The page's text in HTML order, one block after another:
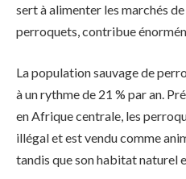
sert à alimenter les marchés
perroquets, contribue
La population sauvage de
à un rythme de 21 % par an.
en Afrique centrale, les
illégal et est vendu comme
tandis que son habitat naturel